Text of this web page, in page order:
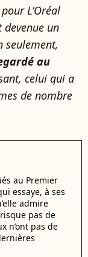
L’Oréal
devenue un
seulement,
au
celui qui a
de nombre
au Premier
essaye, à ses
admire
pas de
n’ont pas de